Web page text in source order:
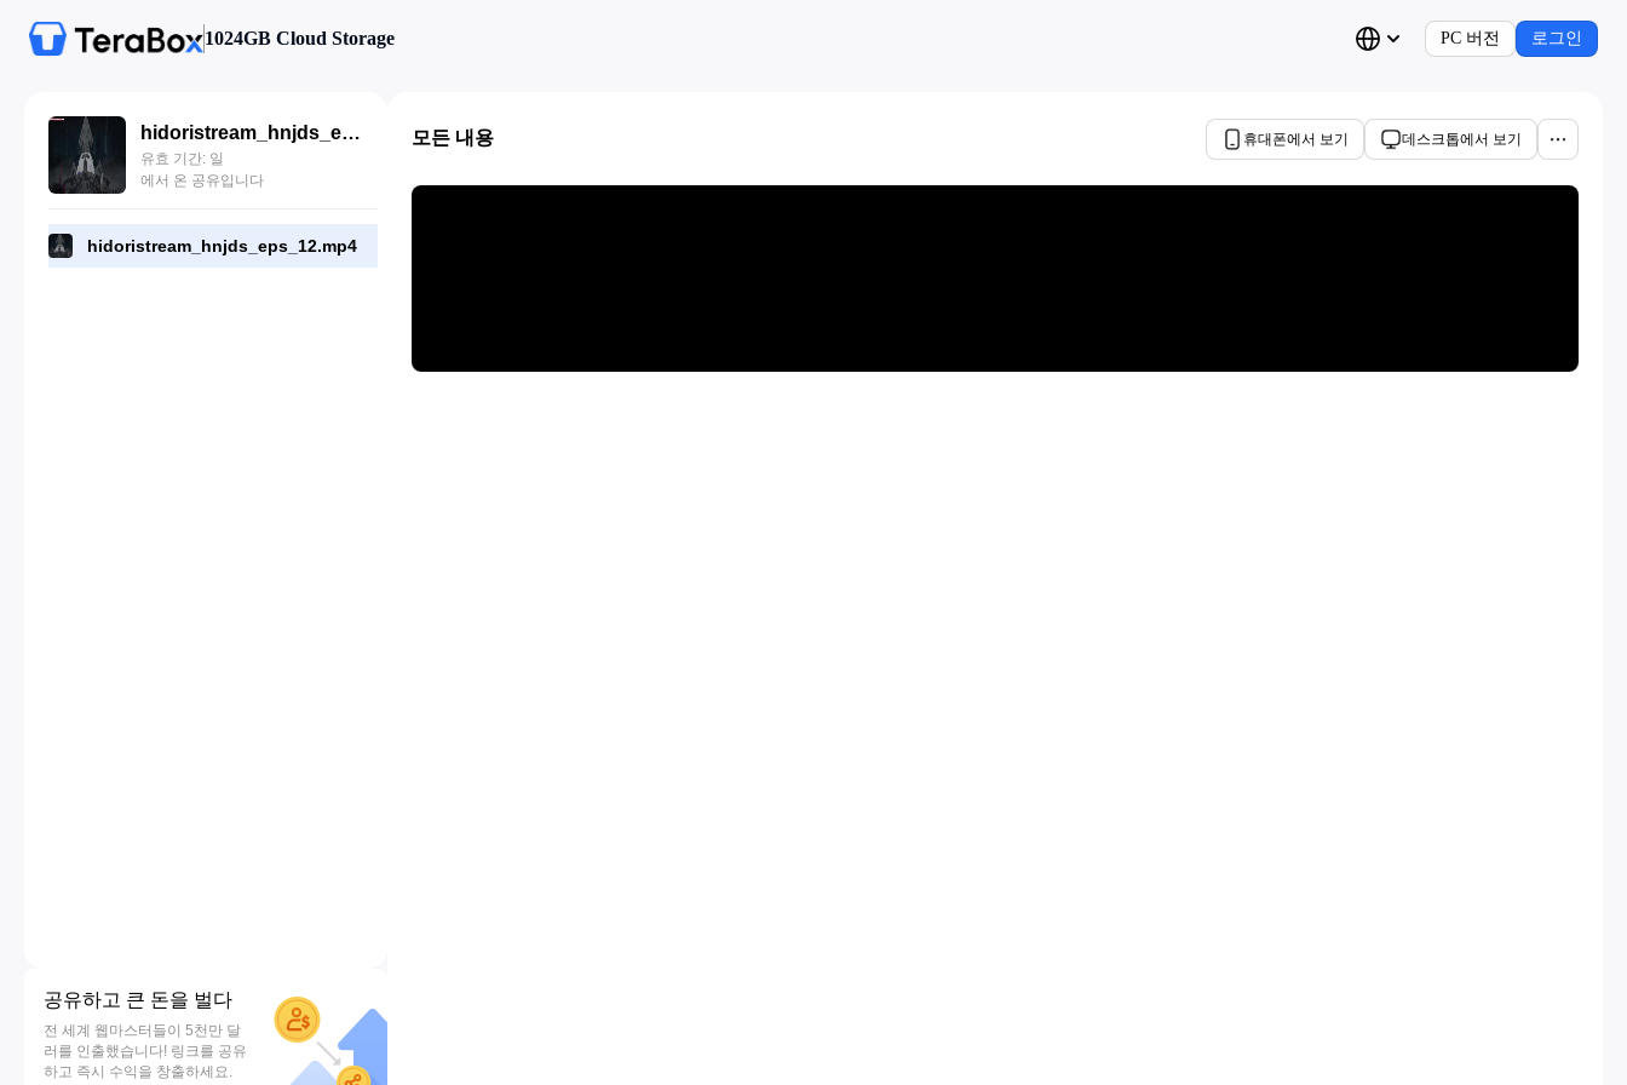
1024GB Cloud Storage PC 버전 로그인
hidoristream_hnjds_eps_12.mp4
유효 기간: 일
에서 온 공유입니다
hidoristream_hnjds_eps_12.mp4
공유하고 큰 돈을 벌다
전 세계 웹마스터들이 5천만 달
러를 인출했습니다! 링크를 공유
하고 즉시 수익을 창출하세요.
모든 내용 휴대폰에서 보기 데스크톱에서 보기